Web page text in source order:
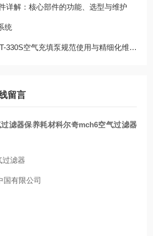
详解：核心部件的功能、选型与维护
统
空气充填泵规范使用与精细化维保技术指南
留言
滤器保养耗材科尔奇mch6空气过滤器
过滤器
国有限公司